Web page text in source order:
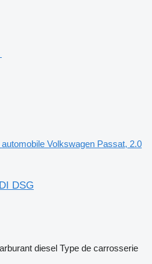
automobile Volkswagen Passat, 2.0
DSG
diesel Type de carrosserie